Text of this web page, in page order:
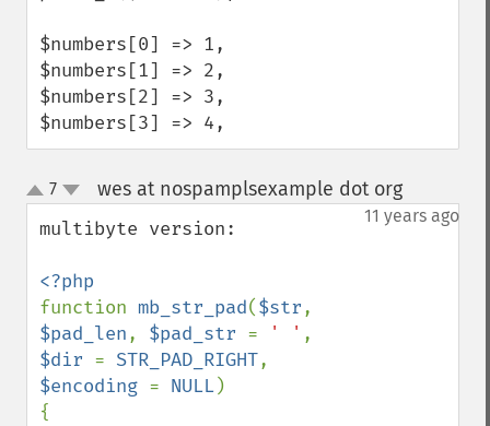
$numbers[0] => 1,
$numbers[1] => 2,
$numbers[2] => 3,
$numbers[3] => 4,
up
down
7 wes at nospamplsexample dot org¶
11 years ago
multibyte version:
function mb_str_pad($str
$pad_len, $pad_str = ' '
$dir = STR_PAD_RIGHT
$encoding = NULL)
{